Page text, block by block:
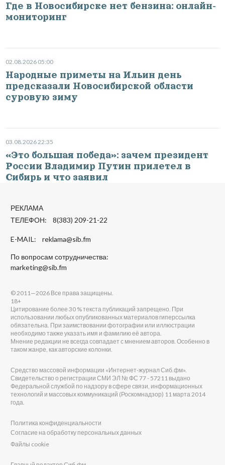
Где в Новосибирске нет бензина: онлайн-
мониторинг
02.08.2026 05:00
Народные приметы на Ильин день
предсказали Новосибирской области
суровую зиму
03.08.2026 22:35
«Это большая победа»: зачем президент
России Владимир Путин прилетел в
Сибирь и что заявил
РЕКЛАМА
ТЕЛЕФОН: 8(383) 209-21-22
E-MAIL: reklama@sib.fm
По вопросам сотрудничества:
marketing@sib.fm
© 2011—2026 Все права защищены.
18+
Цитирование более 30 % текста публикаций запрещено. При
использовании любых опубликованных материалов гиперссылка
обязательна. При заимствовании фотографии или иллюстрации
необходимо также указать имя и фамилию её автора.
Мнение редакции не всегда совпадает с мнением авторов. Особенно в
таком жанре, как авторские колонки.
Средство массовой информации «Интернет-журнал Сиб.фм».
Свидетельство о регистрации СМИ ЭЛ № ФС 77 - 57211 выдано
Федеральной службой по надзору в сфере связи, информационных
технологий и массовых коммуникаций (Роскомнадзор) 11 марта 2014
года.
Политика конфиденциальности
Согласие на обработку персональных данных
Файлы cookie